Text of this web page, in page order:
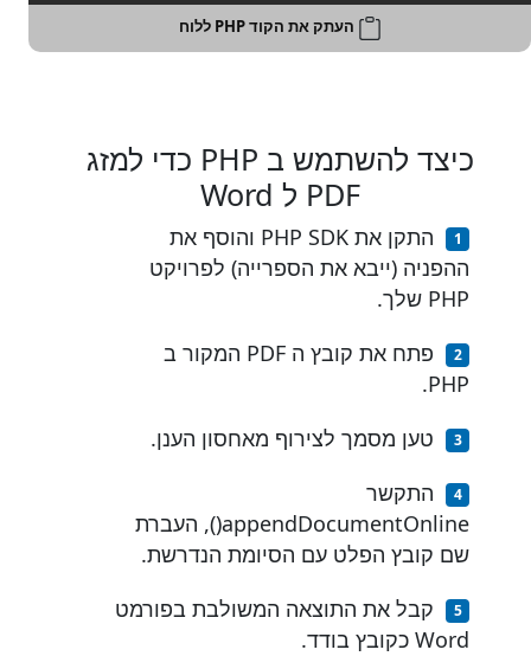
העתק את הקוד PHP ללוח
כיצד להשתמש ב PHP כדי למזג
PDF ל Word
התקן את PHP SDK והוסף את
ההפניה (ייבא את הספרייה) לפרויקט
PHP שלך.
פתח את קובץ ה PDF המקור ב
PHP.
טען מסמך לצירוף מאחסון הענן.
התקשר
appendDocumentOnline(), העברת
שם קובץ הפלט עם הסיומת הנדרשת.
קבל את התוצאה המשולבת בפורמט
Word כקובץ בודד.